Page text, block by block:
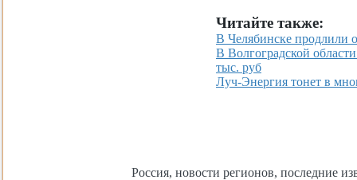
Читайте также:
В Челябинске продлили
В Волгоградской
тыс. руб
Луч-Энергия тонет в
Россия, новости регионов, последние